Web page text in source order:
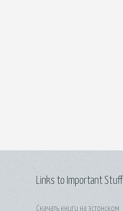
Links to Important Stuff
Скачать книги на эстонском